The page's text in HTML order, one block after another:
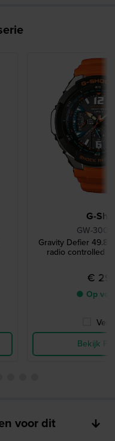
G-
GW-
Gravity Defier 49.8
radio controlled
€
● Op
Bekijk
voor dit